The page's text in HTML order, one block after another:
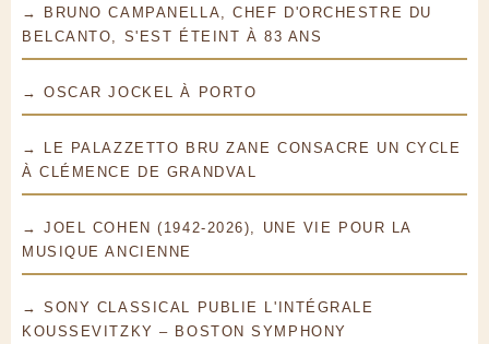
→ BRUNO CAMPANELLA, CHEF D'ORCHESTRE DU
BELCANTO, S'EST ÉTEINT À 83 ANS
→ OSCAR JOCKEL À PORTO
→ LE PALAZZETTO BRU ZANE CONSACRE UN CYCLE
À CLÉMENCE DE GRANDVAL
→ JOEL COHEN (1942-2026), UNE VIE POUR LA
MUSIQUE ANCIENNE
→ SONY CLASSICAL PUBLIE L'INTÉGRALE
KOUSSEVITZKY – BOSTON SYMPHONY